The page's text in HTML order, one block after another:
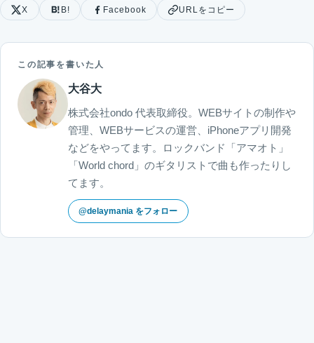
X B! Facebook URLをコピー
この記事を書いた人
大谷大
株式会社ondo 代表取締役。WEBサイトの制作や
管理、WEBサービスの運営、iPhoneアプリ開発
などをやってます。ロックバンド「アマオト」
「World chord」のギタリストで曲も作ったりし
てます。
@delaymania をフォロー